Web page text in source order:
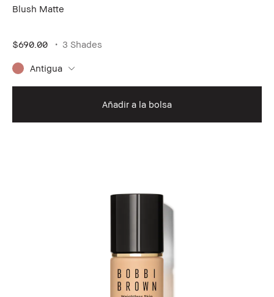
Blush Matte
$690.00 3 Shades
Antigua
Añadir a la bolsa